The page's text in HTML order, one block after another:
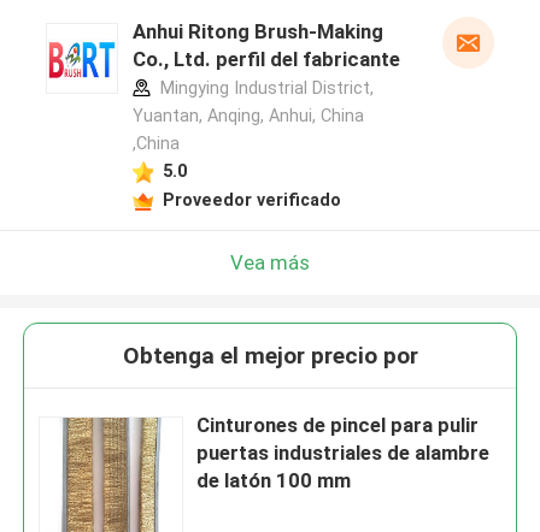
Anhui Ritong Brush-Making
Co., Ltd. perfil del fabricante
Mingying Industrial District,
Yuantan, Anqing, Anhui, China
,China
5.0
Proveedor verificado
Vea más
Obtenga el mejor precio por
Cinturones de pincel para pulir
puertas industriales de alambre
de latón 100 mm